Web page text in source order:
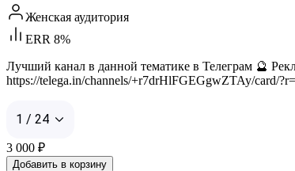
Женская аудитория
ERR 8%
Лучший канал в данной тематике в Телеграм 🔮
https://telega.in/channels/+r7drHlFGEGgwZTAy/card/
1 / 24
3 000 ₽
Добавить в корзину